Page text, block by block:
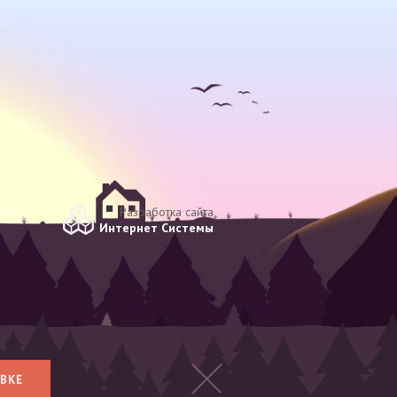
Разработка сайта
Интернет Системы